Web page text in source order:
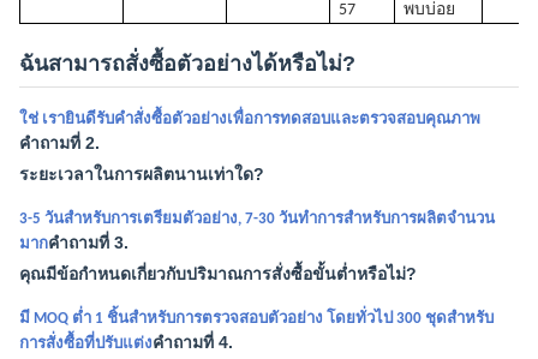
57
พบบ่อย
ฉันสามารถสั่งซื้อตัวอย่างได้หรือไม่?
ใช่ เรายินดีรับคำสั่งซื้อตัวอย่างเพื่อการทดสอบและตรวจสอบคุณภาพ
คำถามที่ 2.
ระยะเวลาในการผลิตนานเท่าใด?
3-5 วันสำหรับการเตรียมตัวอย่าง, 7-30 วันทำการสำหรับการผลิตจำนวน
มากคำถามที่ 3.
คุณมีข้อกำหนดเกี่ยวกับปริมาณการสั่งซื้อขั้นต่ำหรือไม่?
มี MOQ ต่ำ 1 ชิ้นสำหรับการตรวจสอบตัวอย่าง โดยทั่วไป 300 ชุดสำหรับ
การสั่งซื้อที่ปรับแต่งคำถามที่ 4.